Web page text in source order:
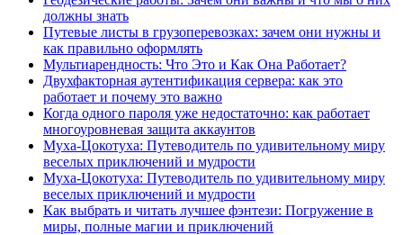
должны знать
Путевые листы в грузоперевозках: зачем они нужны и
как правильно оформлять
Мультиарендность: Что Это и Как Она Работает?
Двухфакторная аутентификация сервера: как это
работает и почему это важно
Когда одного пароля уже недостаточно: как работает
многоуровневая защита аккаунтов
Муха-Цокотуха: Путеводитель по удивительному миру
веселых приключений и мудрости
Муха-Цокотуха: Путеводитель по удивительному миру
веселых приключений и мудрости
Как выбрать и читать лучшее фэнтези: Погружение в
миры, полные магии и приключений